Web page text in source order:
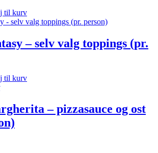
til kurv
– selv valg toppings (pr.
til kurv
– pizzasauce og ost